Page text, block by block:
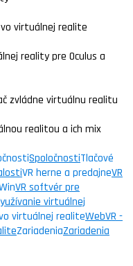
virtuálnej realite
reality pre Oculus a
zvládne virtuálnu realitu
realitou a ich mix
SpoločnostiTlačové
VR herne a predajneVR
VR softvér pre
virtuálnej
virtuálnej realiteWebVR -
ZariadeniaZariadenia